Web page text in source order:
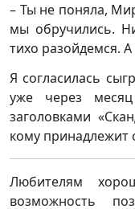
– Ты не поняла,
мы обручились.
тихо разойдемся.
Я согласилась
уже через
заголовками
кому принадлежит
Любителям
возможность